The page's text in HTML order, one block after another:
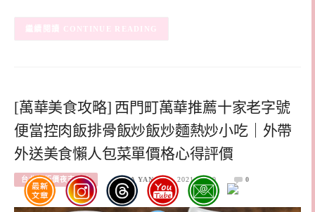
CONTINUE READING
[萬華美食攻略] 西門町萬華推薦十家老字號
便當控肉飯排骨飯炒飯炒麵熱炒小吃｜外帶
外送美食懶人包菜單價格心得評價
台北銅板價夜市小吃 ELSA YANG 2021-07-09 0